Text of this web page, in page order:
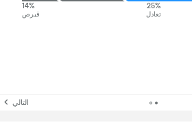
25%
تعادل
14%
قبرص
التالي